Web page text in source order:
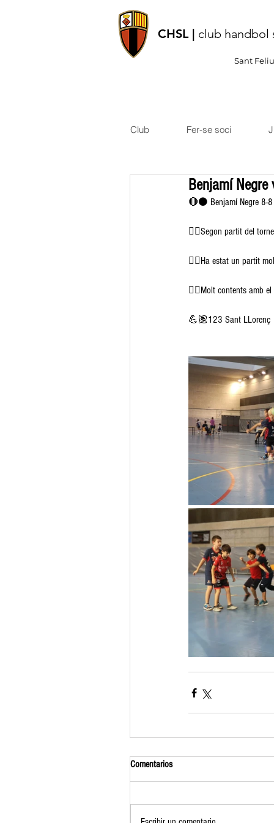
CHSL | club handbol
Sant
Club Fer-se soci
Benjamí Negre
🔴⚫️ Benjamí Negre 8-8
👉🏽Segon partit del
👉🏽Ha estat un partit
👉🏽Molt contents amb
💪🏽123 Sant LLorenç
Comentarios